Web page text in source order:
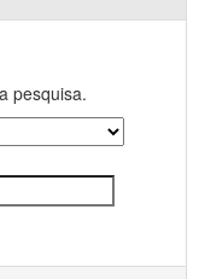
pesquisa.